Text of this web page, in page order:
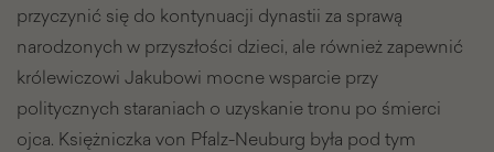
przyczynić się do kontynuacji dynastii za sprawą
narodzonych w przyszłości dzieci, ale również zapewnić
królewiczowi Jakubowi mocne wsparcie przy
politycznych staraniach o uzyskanie tronu po śmierci
ojca. Księżniczka von Pfalz-Neuburg była pod tym